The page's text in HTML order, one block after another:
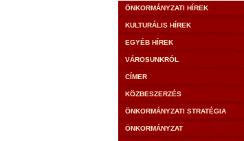
ÖNKORMÁNYZATI HÍREK
KULTURÁLIS HÍREK
EGYÉB HÍREK
VÁROSUNKRÓL
CÍMER
KÖZBESZERZÉS
ÖNKORMÁNYZATI STRATÉGIA
ÖNKORMÁNYZAT